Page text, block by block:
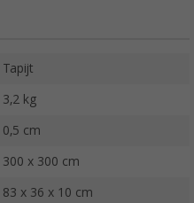
Tapijt
3,2 kg
0,5 cm
300 x 300 cm
83 x 36 x 10 cm